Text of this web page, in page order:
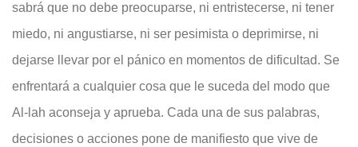
sabrá que no debe preocuparse, ni entristecerse, ni tener
miedo, ni angustiarse, ni ser pesimista o deprimirse, ni
dejarse llevar por el pánico en momentos de dificultad. Se
enfrentará a cualquier cosa que le suceda del modo que
Al-lah aconseja y aprueba. Cada una de sus palabras,
decisiones o acciones pone de manifiesto que vive de